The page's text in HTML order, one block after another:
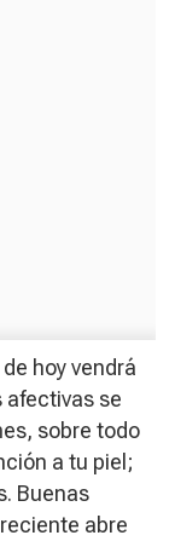
hoy vendrá
afectivas se
sobre todo
a tu piel;
Buenas
abre